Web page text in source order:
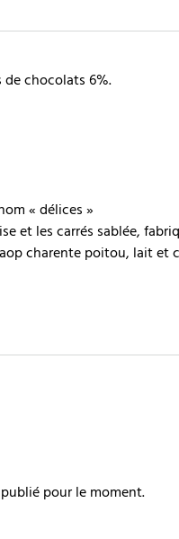
chocolats 6%.
« délices »
et les carrés sablée,
charente poitou, lait et
pour le moment.